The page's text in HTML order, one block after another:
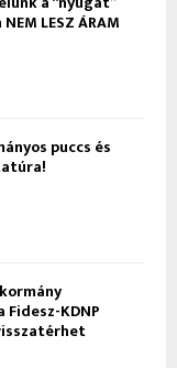
LESZ ÁRAM
puccs és
KDNP